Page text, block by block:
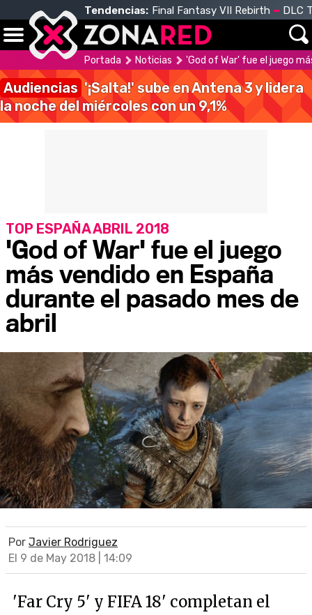
Tendencias: Final Fantasy VII Rebirth DLC
Portada Noticias 'God of War' fue el juego
Audiencias '¡Salta!' sube en Antena 3 y lidera
la noche del miércoles con un 9,1%
'God of War' fue el juego
más vendido en España
durante el pasado mes de
abril
TOP ESPAÑA ABRIL 2018
Por Javier Rodriguez
El 9 de May 2018 | 14:09
'Far Cry 5' y FIFA 18' completan el